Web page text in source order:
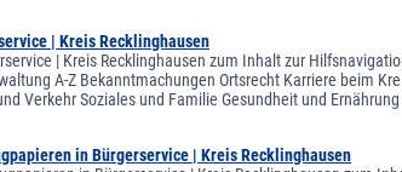
| Kreis Recklinghausen
| Kreis Recklinghausen zum Inhalt zur
A-Z Bekanntmachungen Ortsrecht Karriere beim
Verkehr Soziales und Familie Gesundheit und
in Bürgerservice | Kreis Recklinghausen